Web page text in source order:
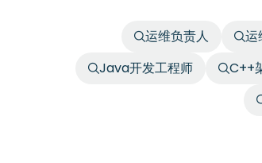
运维负责人 运
Java开发工程师
C++